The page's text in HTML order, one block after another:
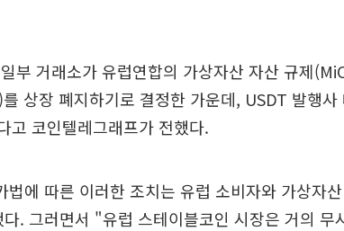
부 거래소가 유럽연합의 가상자산 자산 규제
상장 폐지하기로 결정한 가운데, USDT 발행
고 코인텔레그래프가 전했다.
법에 따른 이러한 조치는 유럽 소비자와 가상자
. 그러면서 "유럽 스테이블코인 시장은 거의 무